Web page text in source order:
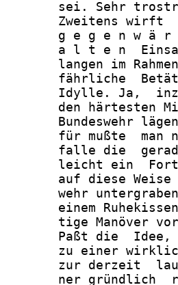
sei. Sehr
Zweitens wirft
g e g e n w ä r
a l t e n
langen im
fährliche
Idylle. Ja,
den härtesten
Bundeswehr
für mußte  man
falle die
leicht ein
auf diese Weise
wehr
einem
tige Manöver
Paßt die  Idee,
zu einer
zur derzeit
ner gründlich